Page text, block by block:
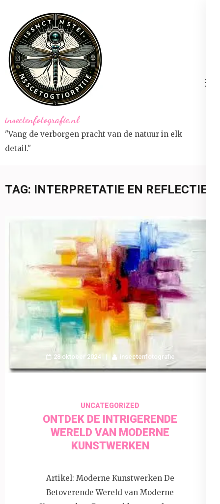
inhoud
(druk
op
Enter)
insectenfotografie.nl
"Vang de verborgen pracht van de natuur in elk
detail."
TAG: INTERPRETATIE EN REFLECTIE
28 oktober 2024 insectenfotografie
UNCATEGORIZED
ONTDEK DE INTRIGERENDE
WERELD VAN MODERNE
KUNSTWERKEN
Artikel: Moderne Kunstwerken De
Betoverende Wereld van Moderne